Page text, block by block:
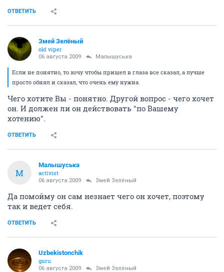
ОТВЕТИТЬ
Змей Зелёный
old viper
06 августа 2009 Малышуська
Если не понятно, то хочу чтобы пришел в глаза все сказал, а лучше
просто обнял и сказал, что очень ему нужна.
Чего хотите Вы - понятно. Другой вопрос - чего хочет
он. И должен ли он действовать "по Вашему
хотению".
ОТВЕТИТЬ
М
Малышуська
activist
06 августа 2009 Змей Зелёный
Да помойму он сам незнает чего он хочет, поэтому
так и ведет себя.
ОТВЕТИТЬ
Uzbekistonchik
guru
06 августа 2009 Змей Зелёный